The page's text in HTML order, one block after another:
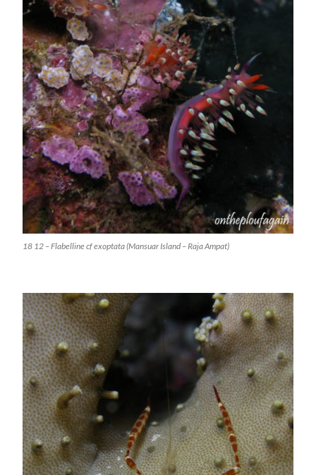
18 12 – Flabelline cf exoptata (Mansuar Island – Raja Ampat)